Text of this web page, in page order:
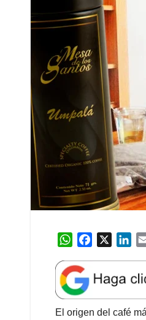
W
a
t
s
A
e
b
o
k
e
d
El origen del café